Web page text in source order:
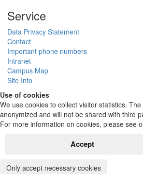
Service
Data Privacy Statement
Contact
Important phone numbers
Intranet
Campus Map
Site Info
Use of cookies
We use cookies to collect visitor statistics.
anonymized and will not be shared with third
For more information on cookies, please see
Accept
Only accept necessary cookies